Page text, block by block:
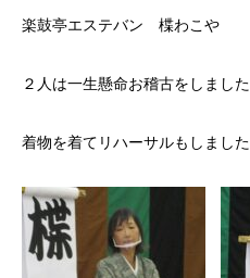
楽鼓亭エステバン 楪わこや
２人は一生懸命お稽古をしました
着物を着てリハーサルもしました